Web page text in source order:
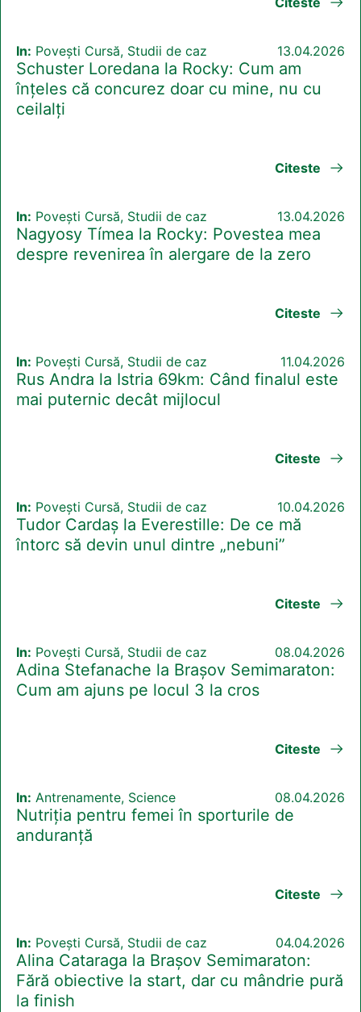
In: Povești Cursă, Studii de caz 13.04.2026
Schuster Loredana la Rocky: Cum am
înțeles că concurez doar cu mine, nu cu
ceilalți
Citeste
In: Povești Cursă, Studii de caz 13.04.2026
Nagyosy Tímea la Rocky: Povestea mea
despre revenirea în alergare de la zero
Citeste
In: Povești Cursă, Studii de caz 11.04.2026
Rus Andra la Istria 69km: Când finalul este
mai puternic decât mijlocul
Citeste
In: Povești Cursă, Studii de caz 10.04.2026
Tudor Cardaș la Everestille: De ce mă
întorc să devin unul dintre „nebuni”
Citeste
In: Povești Cursă, Studii de caz 08.04.2026
Adina Stefanache la Brașov Semimaraton:
Cum am ajuns pe locul 3 la cros
Citeste
In: Antrenamente, Science 08.04.2026
Nutriția pentru femei în sporturile de
anduranță
Citeste
In: Povești Cursă, Studii de caz 04.04.2026
Alina Cataraga la Brașov Semimaraton:
Fără obiective la start, dar cu mândrie pură
la finish